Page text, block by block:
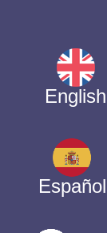
English
Español